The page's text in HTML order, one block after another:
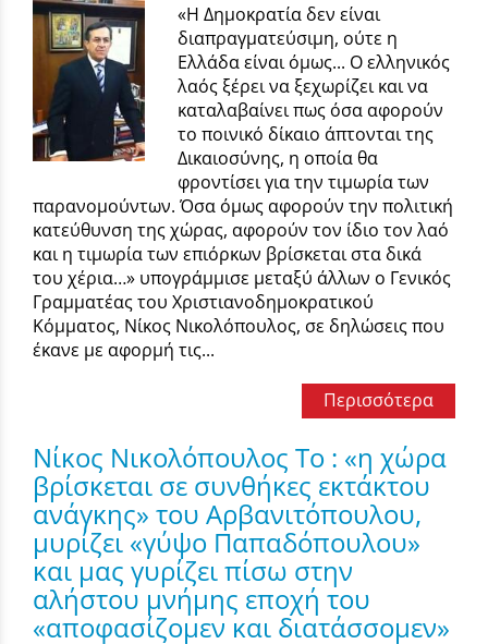
«Η Δημοκρατία δεν είναι
διαπραγματεύσιμη, ούτε η
Ελλάδα είναι όμως... Ο ελληνικός
λαός ξέρει να ξεχωρίζει και να
καταλαβαίνει πως όσα αφορούν
το ποινικό δίκαιο άπτονται της
Δικαιοσύνης, η οποία θα
φροντίσει για την τιμωρία των
παρανομούντων. Όσα όμως αφορούν την πολιτική
κατεύθυνση της χώρας, αφορούν τον ίδιο τον λαό
και η τιμωρία των επιόρκων βρίσκεται στα δικά
του χέρια…» υπογράμμισε μεταξύ άλλων ο Γενικός
Γραμματέας του Χριστιανοδημοκρατικού
Κόμματος, Νίκος Νικολόπουλος, σε δηλώσεις που
έκανε με αφορμή τις...
Περισσότερα
Νίκος Νικολόπουλος Το : «η χώρα
βρίσκεται σε συνθήκες εκτάκτου
ανάγκης» του Αρβανιτόπουλου,
μυρίζει «γύψο Παπαδόπουλου»
και μας γυρίζει πίσω στην
αλήστου μνήμης εποχή του
«αποφασίζομεν και διατάσσομεν»